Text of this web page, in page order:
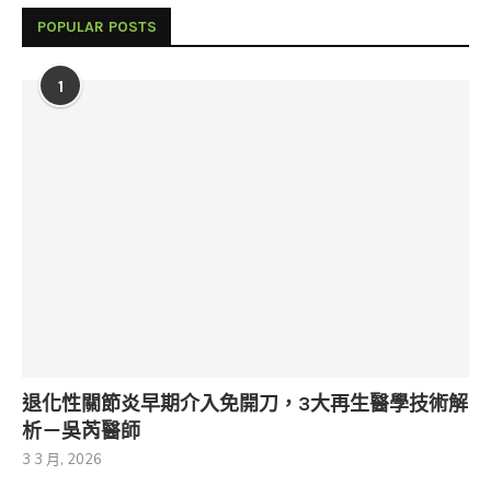
POPULAR POSTS
1
退化性關節炎早期介入免開刀，3大再生醫學技術解
析－吳芮醫師
3 3 月, 2026